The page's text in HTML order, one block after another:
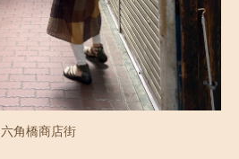
六角橋商店街